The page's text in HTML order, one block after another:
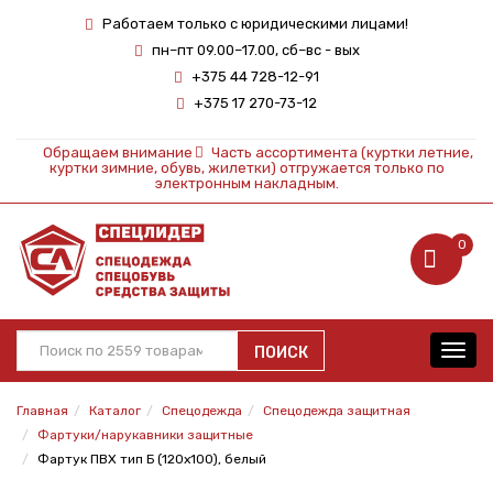
Работаем только с юридическими лицами!
пн–пт 09.00–17.00, сб–вс - вых
+375 44 728-12-91
+375 17 270-73-12
Обращаем внимание
Часть ассортимента (куртки летние,
куртки зимние, обувь, жилетки) отгружается только по
электронным накладным.
0
ПОИСК
Главная Каталог Спецодежда
Спецодежда защитная
Фартуки/нарукавники защитные
Фартук ПВХ тип Б (120х100), белый